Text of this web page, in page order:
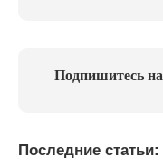
Подпишитесь
Последние статьи: